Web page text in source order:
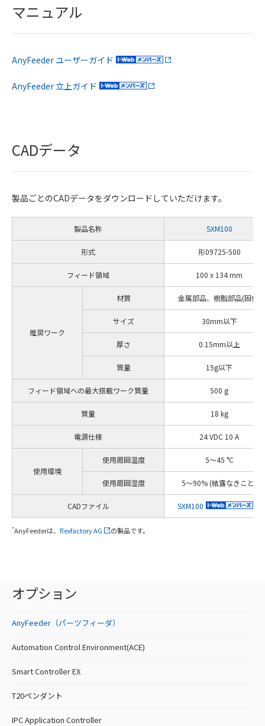
マニュアル
AnyFeeder ユーザーガイド
AnyFeeder 立上ガイド
CADデータ
製品ごとのCADデータをダウンロードしていただけます。
製品名称 SXM100
形式 形09725-500
フィード領域 100 x 134 mm
推奨ワーク
材質 金属部品、樹脂部品(固体)
サイズ 30mm以下
厚さ 0.15mm以上
質量 15g以下
フィード領域への最大搭載ワーク質量 500 g
質量 18 kg
電源仕様 24 VDC 10 A
使用環境
使用周囲温度 5～45 °C
使用周囲湿度 5～90% (結露なきこと)
CADファイル SXM100
*AnyFeederは、 flexfactory AG の製品です。
オプション
AnyFeeder（パーツフィーダ）
Automation Control Environment(ACE)
Smart Controller EX
T20ペンダント
IPC Application Controller